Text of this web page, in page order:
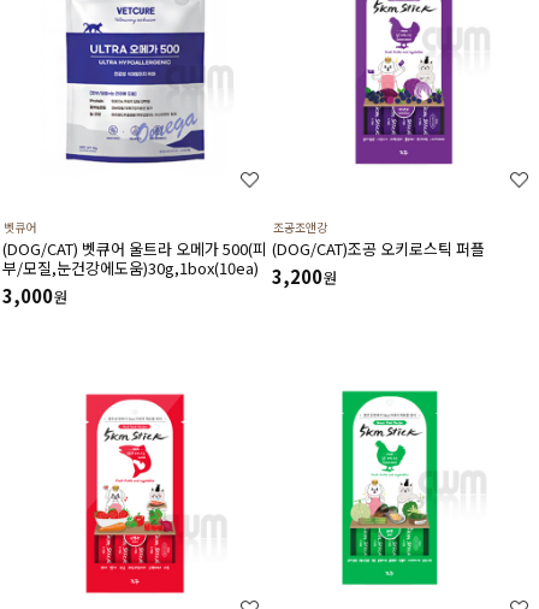
벳큐어
(DOG/CAT) 벳큐어 울트라 오메가 500(피
부/모질,눈건강에도움)30g,1box(10ea)
3,000원
조공조앤강
(DOG/CAT)조공 오키로스틱 퍼플
3,200원